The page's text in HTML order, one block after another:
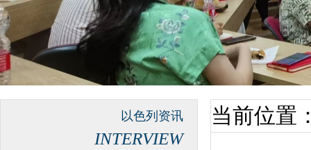
以色列资讯
INTERVIEW
当前位置